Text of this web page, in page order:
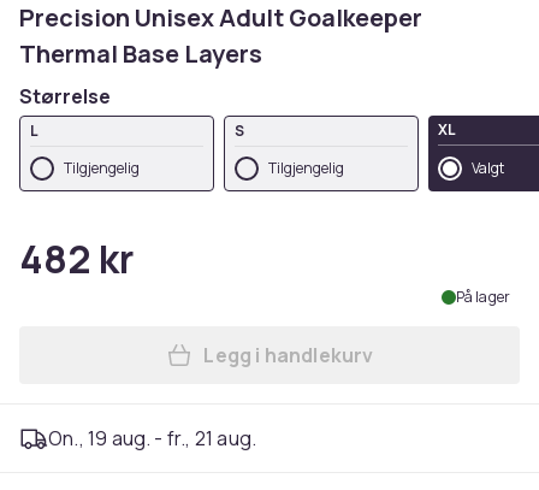
Precision Unisex Adult Goalkeeper
Thermal Base Layers
Størrelse
L
Tilgjengelig
S
Tilgjengelig
XL
Valgt
482 kr
På lager
Legg Precision Unisex
Legg i handlekurv
On., 19 aug. - fr., 21 aug.